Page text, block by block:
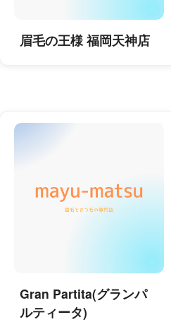
眉毛の王様 福岡天神店
Gran Partita(グランパ
ルティータ)